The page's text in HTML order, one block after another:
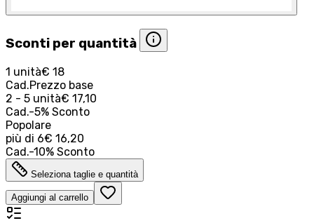
Sconti per quantità
1 unità€ 18
Cad.Prezzo base
2 - 5 unità€ 17,10
Cad.-5% Sconto
Popolare
più di 6€ 16,20
Cad.-10% Sconto
Seleziona taglie e quantità
Aggiungi al carrello